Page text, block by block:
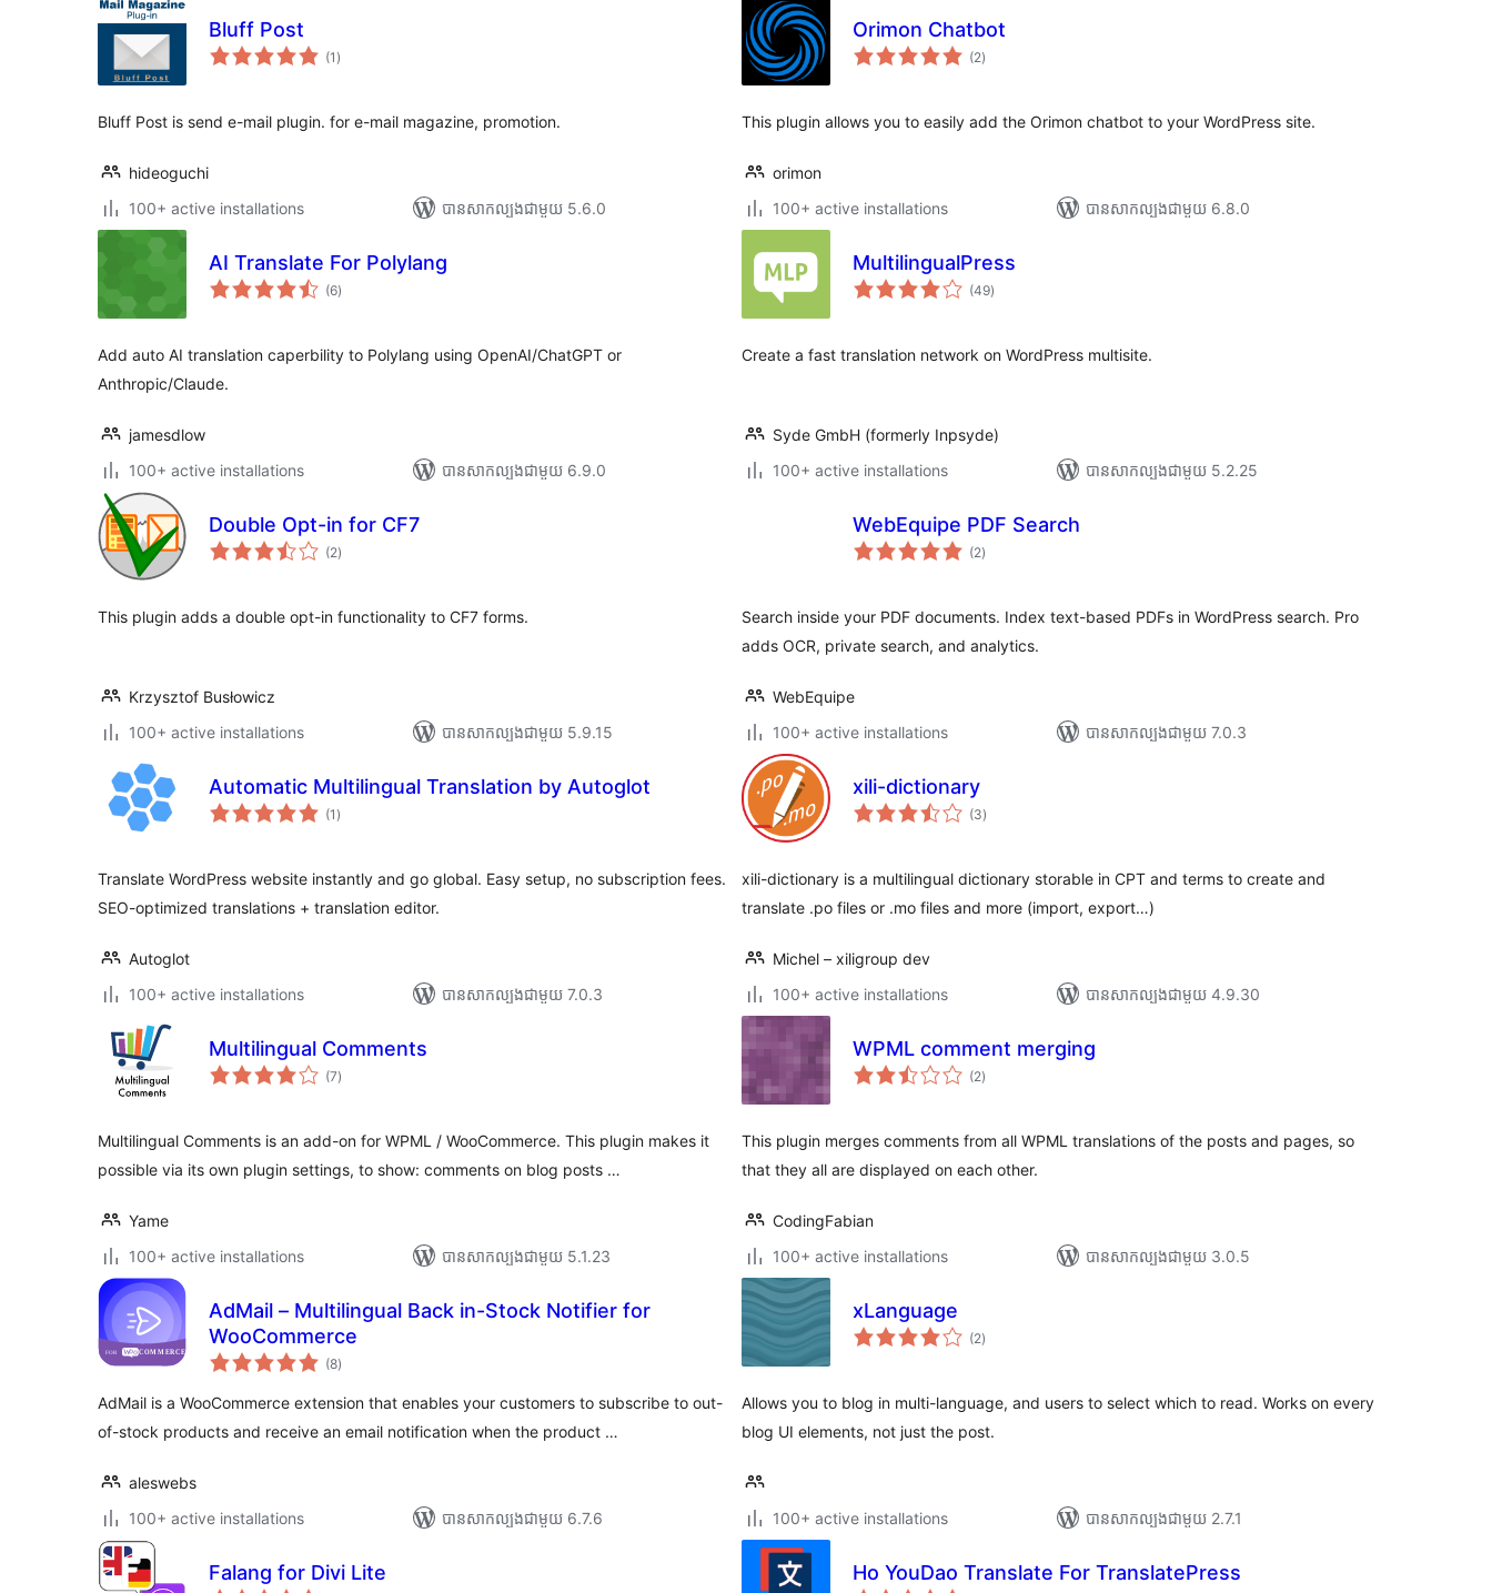
Bluff Post
(1 ការ
វាយ
)
Bluff Post is send e-mail plugin. for e-mail magazine, promotion.
hideoguchi
100+ active installations
បាន​សាកល្បង​ជាមួយ 5.6.0
Orimon Chatbot
(2ការ
វាយ
)
This plugin allows you to easily add the Orimon chatbot to your WordPress site.
orimon
100+ active installations
បាន​សាកល្បង​ជាមួយ 6.8.0
AI Translate For Polylang
(6ការ
វាយ
)
Add auto AI translation caperbility to Polylang using OpenAI/ChatGPT or
Anthropic/Claude.
jamesdlow
100+ active installations
បាន​សាកល្បង​ជាមួយ 6.9.0
MultilingualPress
(49ការ
វាយ
)
Create a fast translation network on WordPress multisite.
Syde GmbH (formerly Inpsyde)
100+ active installations
បាន​សាកល្បង​ជាមួយ 5.2.25
Double Opt-in for CF7
(2ការ
វាយ
)
This plugin adds a double opt-in functionality to CF7 forms.
Krzysztof Busłowicz
100+ active installations
បាន​សាកល្បង​ជាមួយ 5.9.15
WebEquipe PDF Search
(2ការ
វាយ
)
Search inside your PDF documents. Index text-based PDFs in WordPress search. Pro
adds OCR, private search, and analytics.
WebEquipe
100+ active installations
បាន​សាកល្បង​ជាមួយ 7.0.3
Automatic Multilingual Translation by Autoglot
(1 ការ
វាយ
)
Translate WordPress website instantly and go global. Easy setup, no subscription fees.
SEO-optimized translations + translation editor.
Autoglot
100+ active installations
បាន​សាកល្បង​ជាមួយ 7.0.3
xili-dictionary
(3ការ
វាយ
)
xili-dictionary is a multilingual dictionary storable in CPT and terms to create and
translate .po files or .mo files and more (import, export…)
Michel – xiligroup dev
100+ active installations
បាន​សាកល្បង​ជាមួយ 4.9.30
Multilingual Comments
(7ការ
វាយ
)
Multilingual Comments is an add-on for WPML / WooCommerce. This plugin makes it
possible via its own plugin settings, to show: comments on blog posts …
Yame
100+ active installations
បាន​សាកល្បង​ជាមួយ 5.1.23
WPML comment merging
(2ការ
វាយ
)
This plugin merges comments from all WPML translations of the posts and pages, so
that they all are displayed on each other.
CodingFabian
100+ active installations
បាន​សាកល្បង​ជាមួយ 3.0.5
AdMail – Multilingual Back in-Stock Notifier for
WooCommerce
(8ការ
វាយ
សរុប
)
AdMail is a WooCommerce extension that enables your customers to subscribe to out-
of-stock products and receive an email notification when the product …
aleswebs
100+ active installations
បាន​សាកល្បង​ជាមួយ 6.7.6
xLanguage
(2ការ
វាយ
)
Allows you to blog in multi-language, and users to select which to read. Works on every
blog UI elements, not just the post.
100+ active installations បាន​សាកល្បង​ជាមួយ 2.7.1
Falang for Divi Lite Ho YouDao Translate For TranslatePress